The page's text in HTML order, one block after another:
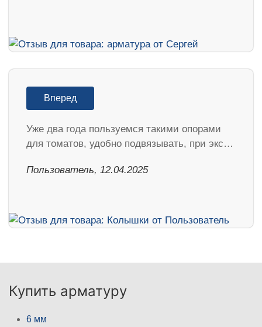
Вперед
Уже два года пользуемся такими опорами
для томатов, удобно подвязывать, при экс…
Пользователь, 12.04.2025
Купить арматуру
6 мм